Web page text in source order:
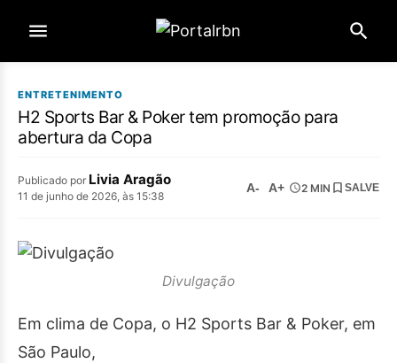
ENTRETENIMENTO
H2 Sports Bar & Poker tem promoção para
abertura da Copa
Publicado por Livia Aragão
11 de junho de 2026, às 15:38
A- A+ 2 MIN SALVE
Divulgação
Em clima de Copa, o H2 Sports Bar & Poker, em
São Paulo,